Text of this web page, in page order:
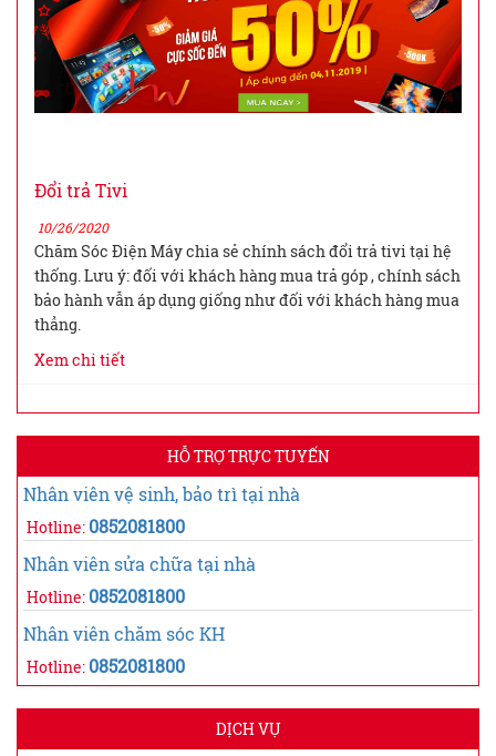
Đổi trả Tivi
10/26/2020
Chăm Sóc Điện Máy chia sẻ chính sách đổi trả tivi tại hệ
thống. Lưu ý: đối với khách hàng mua trả góp , chính sách
bảo hành vẫn áp dụng giống như đối với khách hàng mua
thẳng.
Xem chi tiết
HỖ TRỢ TRỰC TUYẾN
Nhân viên vệ sinh, bảo trì tại nhà
Hotline: 0852081800
Nhân viên sửa chữa tại nhà
Hotline: 0852081800
Nhân viên chăm sóc KH
Hotline: 0852081800
DỊCH VỤ